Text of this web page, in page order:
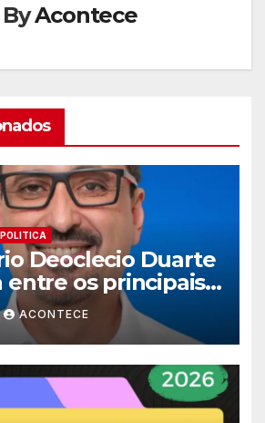
ByAcontece
POLITICA
Deoclecio Duarte
entre os principais
Brasil para
ACONTECE